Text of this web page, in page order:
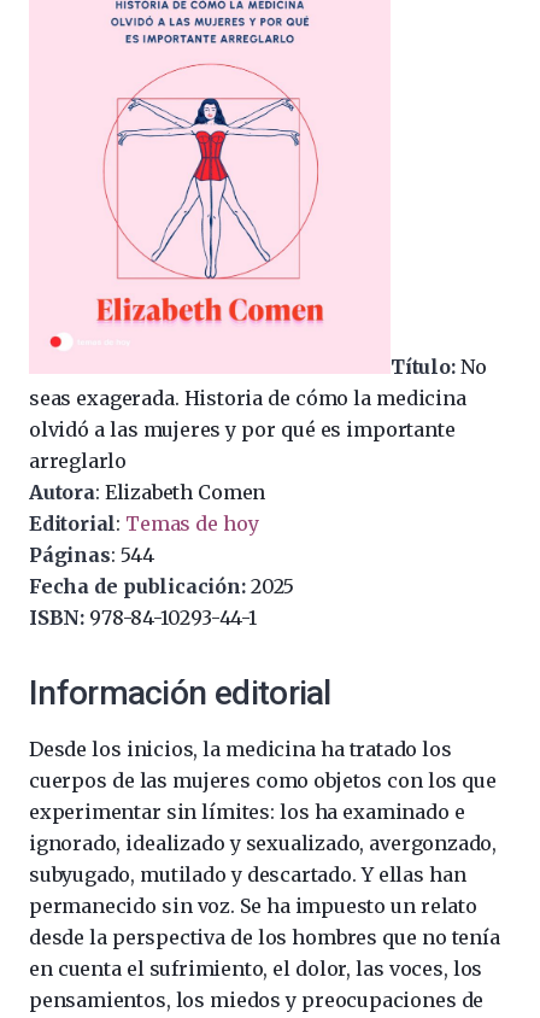
Título:No
seas exagerada. Historia de cómo la medicina
olvidó a las mujeres y por qué es importante
arreglarlo
Autora: Elizabeth Comen
Editorial: Temas de hoy
Páginas: 544
Fecha de publicación: 2025
ISBN: 978-84-10293-44-1
Información editorial
Desde los inicios, la medicina ha tratado los
cuerpos de las mujeres como objetos con los que
experimentar sin límites: los ha examinado e
ignorado, idealizado y sexualizado, avergonzado,
subyugado, mutilado y descartado. Y ellas han
permanecido sin voz. Se ha impuesto un relato
desde la perspectiva de los hombres que no tenía
en cuenta el sufrimiento, el dolor, las voces, los
pensamientos, los miedos y preocupaciones de